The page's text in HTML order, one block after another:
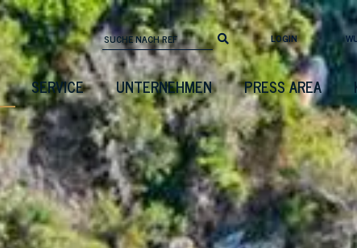
LOGIN
SERVICE UNTERNEHMEN PRESS AREA